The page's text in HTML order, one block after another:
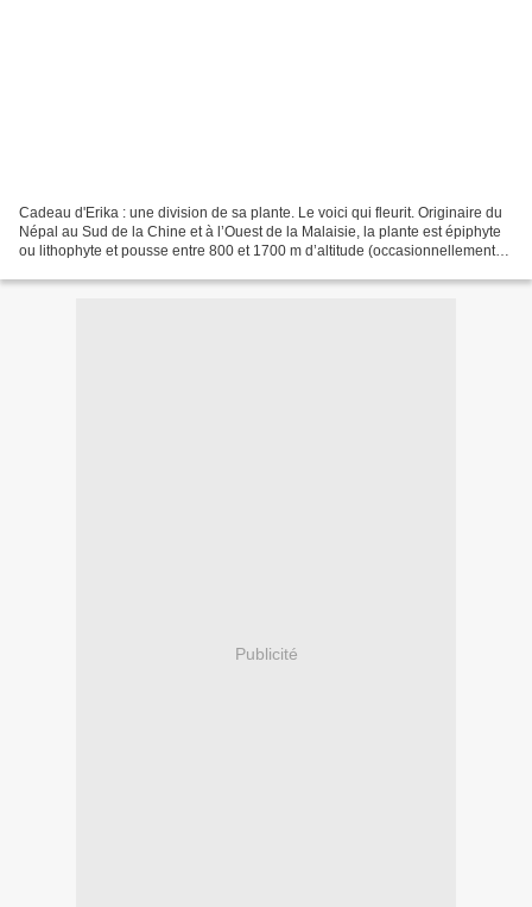
Cadeau d'Erika : une division de sa plante. Le voici qui fleurit. Originaire du
Népal au Sud de la Chine et à l’Ouest de la Malaisie, la plante est épiphyte
ou lithophyte et pousse entre 800 et 1700 m d’altitude (occasionnellement
Publicité